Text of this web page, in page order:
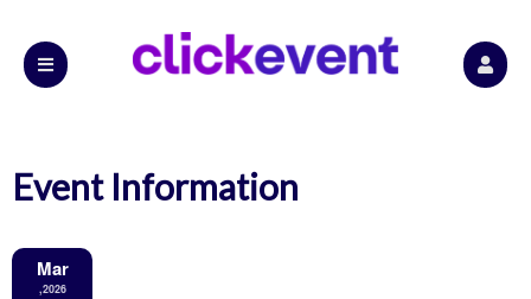
Event Information
Mar
,2026